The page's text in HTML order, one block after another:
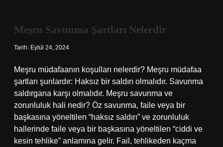
Meşru Savunma Şartları Nelerdir
Tarih: Eylül 24, 2024
Meşru müdafaanın koşulları nelerdir? Meşru müdafaa
şartları şunlardır: Haksız bir saldırı olmalıdır. Savunma
saldırgana karşı olmalıdır. Meşru savunma ve
zorunluluk hali nedir? Öz savunma, faile veya bir
başkasına yöneltilen “haksız saldırı” ve zorunluluk
hallerinde faile veya bir başkasına yöneltilen “ciddi ve
kesin tehlike” anlamına gelir. Fail, tehlikeden kaçma